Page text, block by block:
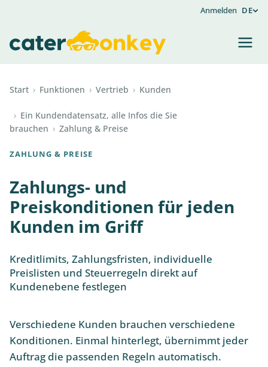
Anmelden DE
Start › Funktionen › Vertrieb › Kunden
› Ein Kundendatensatz, alle Infos die Sie
brauchen › Zahlung & Preise
ZAHLUNG & PREISE
Zahlungs- und
Preiskonditionen für jeden
Kunden im Griff
Kreditlimits, Zahlungsfristen, individuelle
Preislisten und Steuerregeln direkt auf
Kundenebene festlegen
Verschiedene Kunden brauchen verschiedene
Konditionen. Einmal hinterlegt, übernimmt jeder
Auftrag die passenden Regeln automatisch.